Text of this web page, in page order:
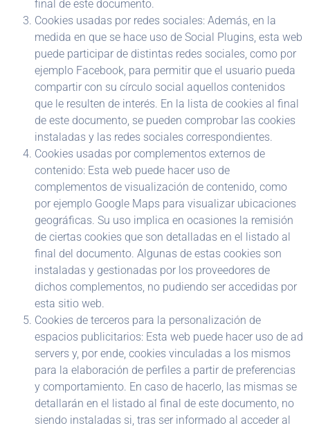
final de este documento.
Cookies usadas por redes sociales: Además, en la
medida en que se hace uso de Social Plugins, esta web
puede participar de distintas redes sociales, como por
ejemplo Facebook, para permitir que el usuario pueda
compartir con su círculo social aquellos contenidos
que le resulten de interés. En la lista de cookies al final
de este documento, se pueden comprobar las cookies
instaladas y las redes sociales correspondientes.
Cookies usadas por complementos externos de
contenido: Esta web puede hacer uso de
complementos de visualización de contenido, como
por ejemplo Google Maps para visualizar ubicaciones
geográficas. Su uso implica en ocasiones la remisión
de ciertas cookies que son detalladas en el listado al
final del documento. Algunas de estas cookies son
instaladas y gestionadas por los proveedores de
dichos complementos, no pudiendo ser accedidas por
esta sitio web.
Cookies de terceros para la personalización de
espacios publicitarios: Esta web puede hacer uso de ad
servers y, por ende, cookies vinculadas a los mismos
para la elaboración de perfiles a partir de preferencias
y comportamiento. En caso de hacerlo, las mismas se
detallarán en el listado al final de este documento, no
siendo instaladas si, tras ser informado al acceder al